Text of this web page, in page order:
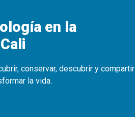
en la
conservar, descubrir y compartir
la vida.